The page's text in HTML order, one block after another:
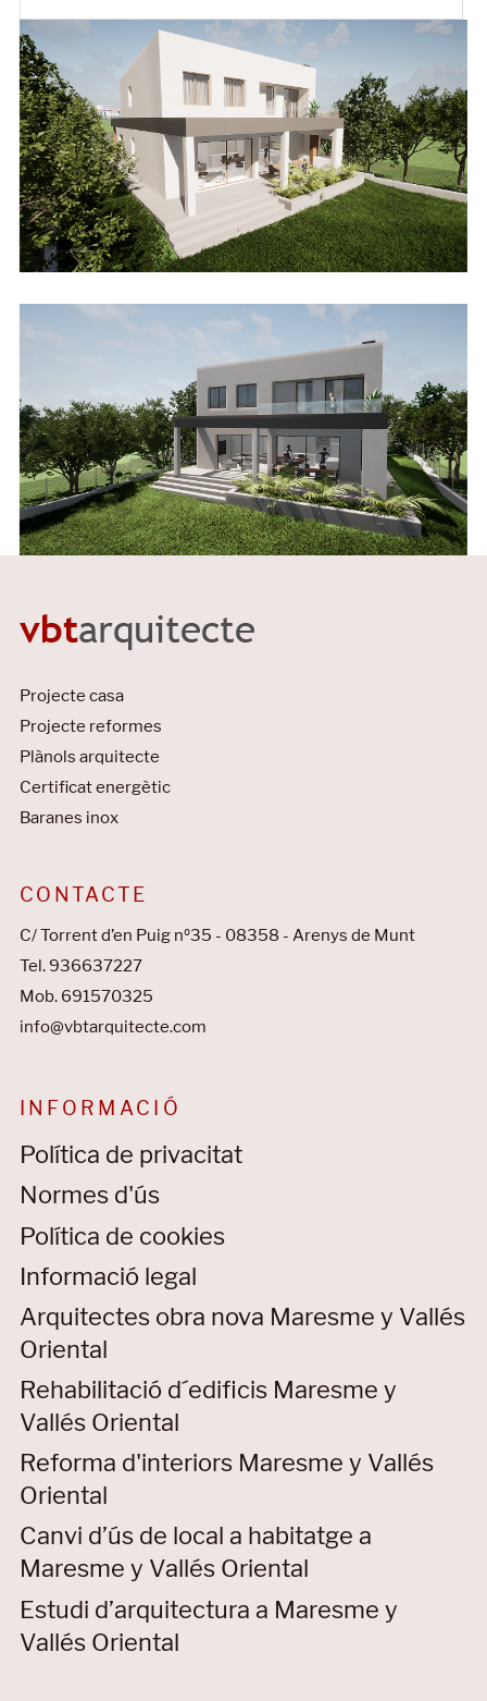
Projecte casa
Projecte reformes
Plànols arquitecte
Certificat energètic
Baranes inox
CONTACTE
C/ Torrent d’en Puig nº35 - 08358 - Arenys de Munt
Tel. 936637227
Mob. 691570325
info@vbtarquitecte.com
INFORMACIÓ
Política de privacitat
Normes d'ús
Política de cookies
Informació legal
Arquitectes obra nova Maresme y Vallés
Oriental
Rehabilitació d´edificis Maresme y
Vallés Oriental
Reforma d'interiors Maresme y Vallés
Oriental
Canvi d’ús de local a habitatge a
Maresme y Vallés Oriental
Estudi d’arquitectura a Maresme y
Vallés Oriental